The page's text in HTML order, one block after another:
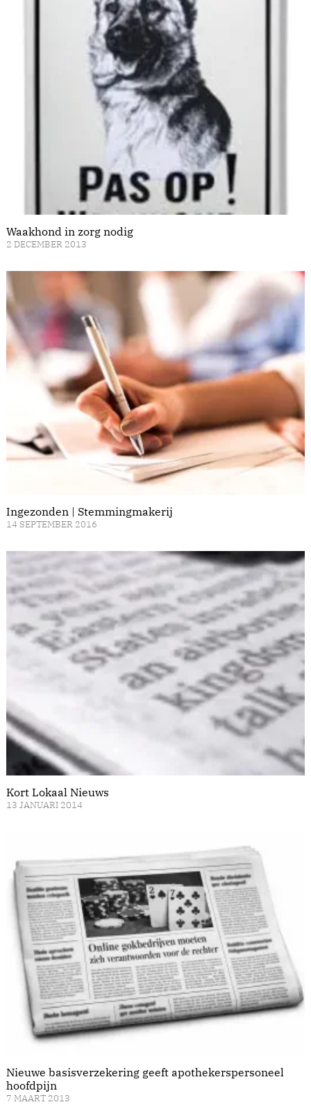
Waakhond in zorg nodig
2 DECEMBER 2013
Ingezonden | Stemmingmakerij
14 SEPTEMBER 2016
Kort Lokaal Nieuws
13 JANUARI 2014
Nieuwe basisverzekering geeft apothekerspersoneel
hoofdpijn
7 MAART 2013